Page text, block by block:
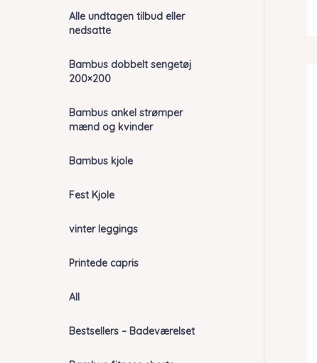
Alle undtagen tilbud eller
nedsatte
Bambus dobbelt sengetøj
200×200
Bambus ankel strømper
mænd og kvinder
Bambus kjole
Fest Kjole
vinter leggings
Printede capris
All
Bestsellers – Badeværelset